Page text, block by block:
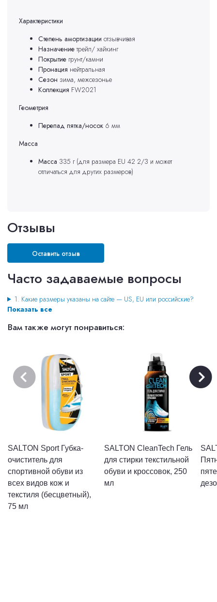
Характеристики
Степень амортизации отзывчивая
Назначениетрейл/ хайкинг
Покрытие грунт/камни
Пронация нейтральная
Сезон зима, межсезонье
Коллекция FW2021
Геометрия
Перепад пятка/носок 6 мм
Масса
Масса 335 г (для размера EU 42 2/3 и может
отличаться для других размеров)
Отзывы
Оставить отзыв
Часто задаваемые вопросы
1. Какие размеры указаны на сайте — US, EU или российские?
Показать все
Вам также могут понравиться:
SALTON Sport Губка-
очиститель для
спортивной обуви из
всех видов кож и
текстиля (бесцветный),
75 мл
SALTON CleanTech Гель
для стирки текстильной
обуви и кроссовок, 250
мл